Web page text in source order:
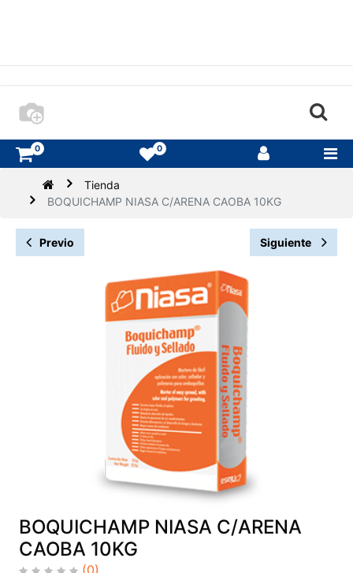
0 0
Tienda
BOQUICHAMP NIASA C/ARENA CAOBA 10KG
Previo Siguiente
BOQUICHAMP NIASA C/ARENA
CAOBA 10KG